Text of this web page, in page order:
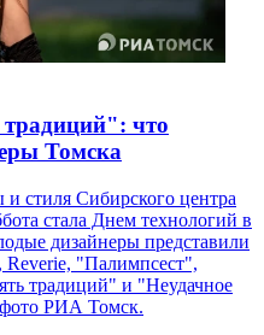
что
Томска
стиля Сибирского центра
стала Днем технологий в
дизайнеры представили
Reverie, "Палимпсест",
традиций" и "Неудачное
РИА Томск.